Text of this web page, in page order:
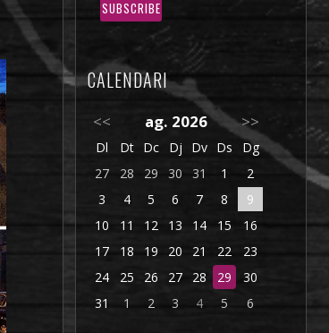
CALENDARI
<< ag. 2026 >>
Dl Dt Dc Dj Dv Ds
Dg
27
28 29 30 31 1
2
3
4 5 6 7 8
9
10
11 12 13 14 15
16
17
18 19 20 21 22
23
24
25 26 27 28 29
30
31
1 2 3 4 5 6